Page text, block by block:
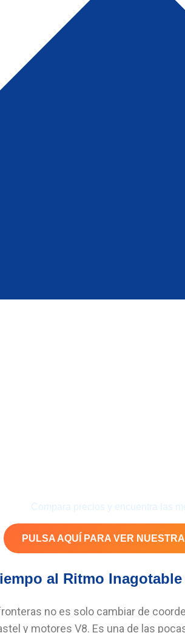
Compara precios y encuentra las
PULSA AQUÍ PARA VER
al Ritmo
no es solo cambiar de
y motores V8. Es una de las